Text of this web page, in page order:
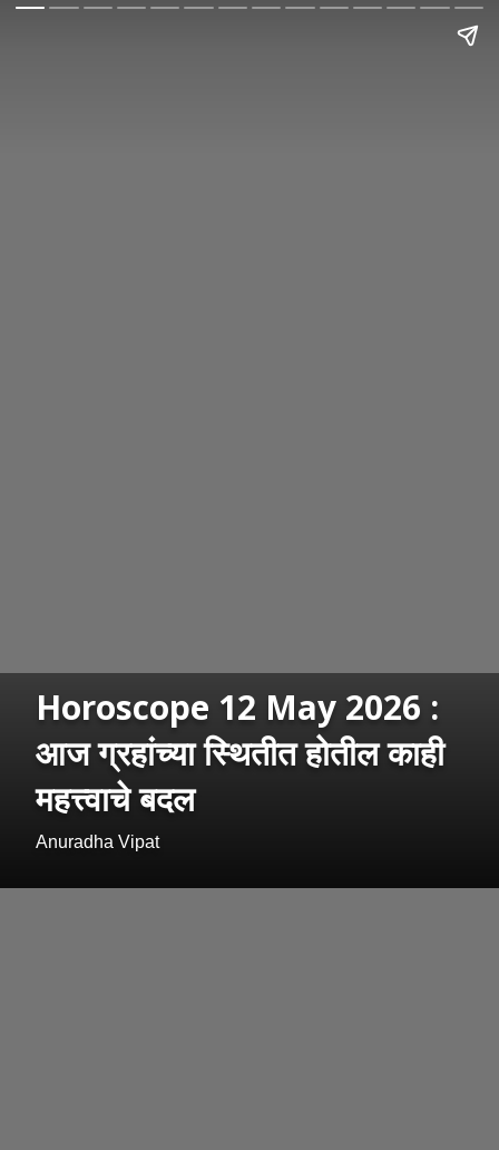
Horoscope 12 May 2026 :
आज ग्रहांच्या स्थितीत होतील काही
महत्त्वाचे बदल
Anuradha Vipat